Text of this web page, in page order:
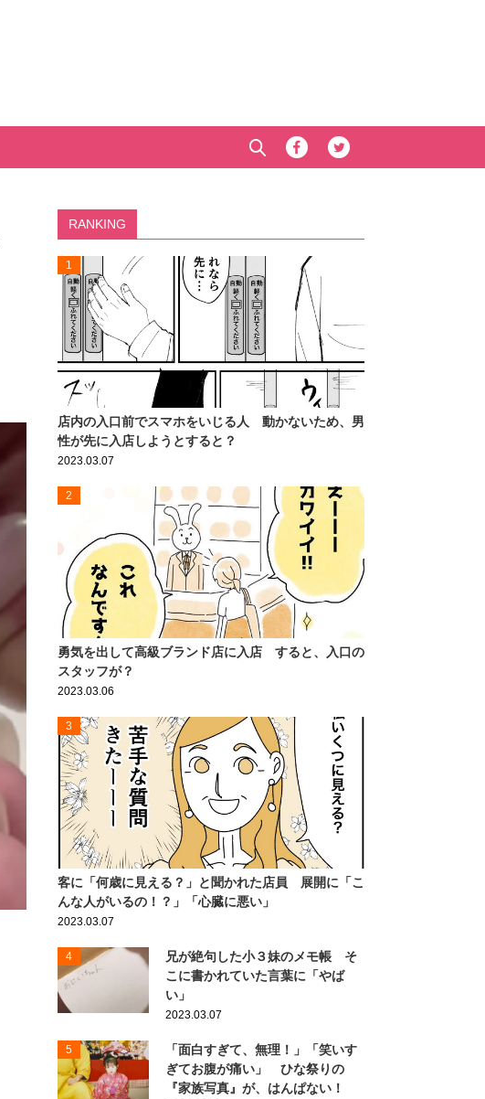
RANKING
1
店内の入口前でスマホをいじる人 動かないため、男
性が先に入店しようとすると？
2023.03.07
2
勇気を出して高級ブランド店に入店 すると、入口の
スタッフが？
2023.03.06
3
客に「何歳に見える？」と聞かれた店員 展開に「こ
んな人がいるの！？」「心臓に悪い」
2023.03.07
4
兄が絶句した小３妹のメモ帳 そ
こに書かれていた言葉に「やば
い」
2023.03.07
5
「面白すぎて、無理！」「笑いす
ぎてお腹が痛い」 ひな祭りの
『家族写真』が、はんぱない！